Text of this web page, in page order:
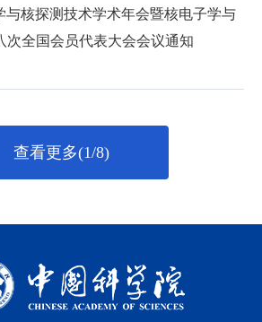
与核探测技术学术年会暨核电子学与
次全国会员代表大会会议通知
查看更多(1/8)